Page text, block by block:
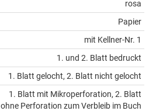
rosa
Papier
mit Kellner-Nr. 1
1. und 2. Blatt bedruckt
1. Blatt gelocht, 2. Blatt nicht gelocht
1. Blatt mit Mikroperforation, 2. Blatt
ohne Perforation zum Verbleib im Buch